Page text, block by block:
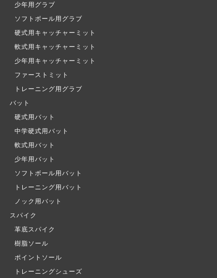
少年用グラブ
ソフトボール用グラブ
硬式用キャッチャーミット
軟式用キャッチャーミット
少年用キャッチャーミット
ファーストミット
トレーニング用グラブ
バット
硬式用バット
中学硬式用バット
軟式用バット
少年用バット
ソフトボール用バット
トレーニング用バット
ノック用バット
スパイク
革底スパイク
樹脂ソール
ポイントソール
トレーニングシューズ